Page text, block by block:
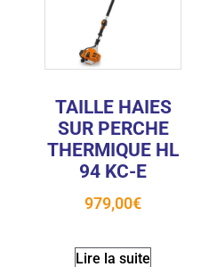
TAILLE HAIES
SUR PERCHE
THERMIQUE HL
94 KC-E
979,00€
Lire la suite